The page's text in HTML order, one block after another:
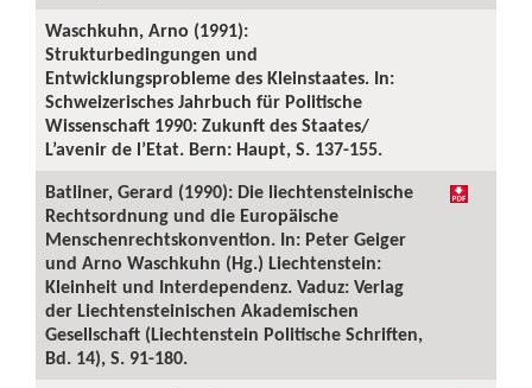
Waschkuhn, Arno (1991):
Strukturbedingungen und
Entwicklungsprobleme des Kleinstaates. In:
Schweizerisches Jahrbuch für Politische
Wissenschaft 1990: Zukunft des Staates/
L’avenir de l’Etat. Bern: Haupt, S. 137-155.
Batliner, Gerard (1990): Die liechtensteinische
Rechtsordnung und die Europäische
Menschenrechtskonvention. In: Peter Geiger
und Arno Waschkuhn (Hg.) Liechtenstein:
Kleinheit und Interdependenz. Vaduz: Verlag
der Liechtensteinischen Akademischen
Gesellschaft (Liechtenstein Politische Schriften,
Bd. 14), S. 91-180.